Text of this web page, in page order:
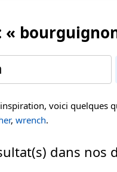
voici quelques
, wrench.
dans nos